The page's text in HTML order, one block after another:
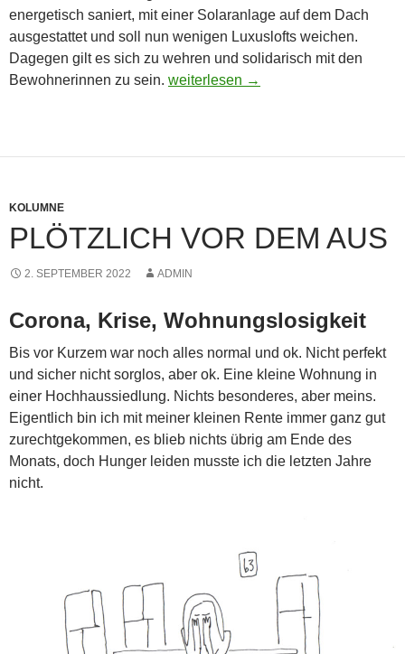
energetisch saniert, mit einer Solaranlage auf dem Dach
ausgestattet und soll nun wenigen Luxuslofts weichen.
Dagegen gilt es sich zu wehren und solidarisch mit den
Bewohnerinnen zu sein. Solidarität mit den Bewohnerinnen
weiterlesen →
KOLUMNE
PLÖTZLICH VOR DEM AUS
2. SEPTEMBER 2022 ADMIN
Corona, Krise, Wohnungslosigkeit
Bis vor Kurzem war noch alles normal und ok. Nicht perfekt
und sicher nicht sorglos, aber ok. Eine kleine Wohnung in
einer Hochhaussiedlung. Nichts besonderes, aber meins.
Eigentlich bin ich mit meiner kleinen Rente immer ganz gut
zurechtgekommen, es blieb nichts übrig am Ende des
Monats, doch Hunger leiden musste ich die letzten Jahre
nicht.